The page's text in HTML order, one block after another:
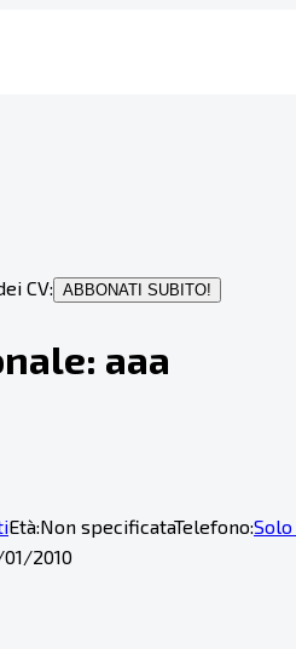
CV: ABBONATI SUBITO!
aaa
Età:Non specificataTelefono:
2010